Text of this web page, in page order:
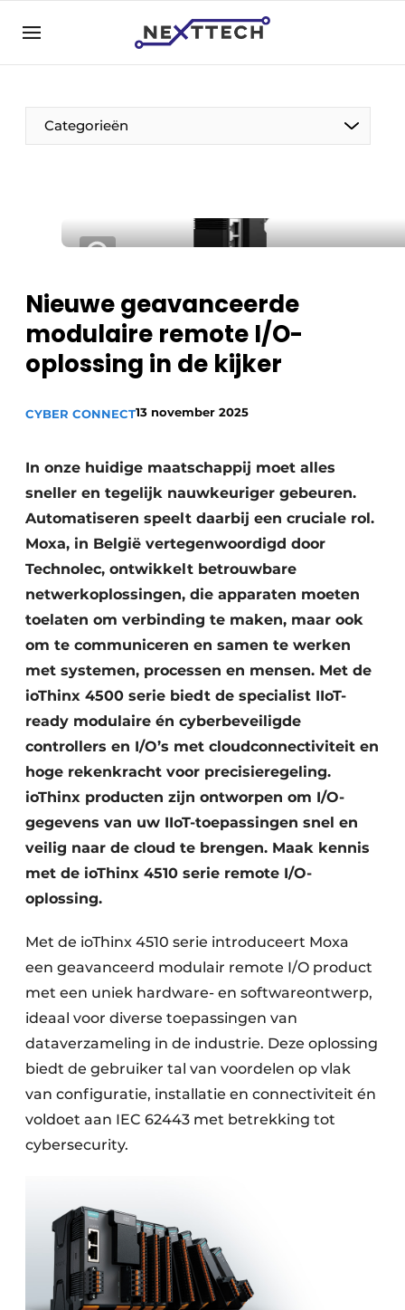
NL EN
Categorieën
Nieuwe geavanceerde
modulaire remote I/O-
oplossing in de kijker
CYBER CONNECT13 november 2025
In onze huidige maatschappij moet alles
sneller en tegelijk nauwkeuriger gebeuren.
Automatiseren speelt daarbij een cruciale rol.
Moxa, in België vertegenwoordigd door
Technolec, ontwikkelt betrouwbare
netwerkoplossingen, die apparaten moeten
toelaten om verbinding te maken, maar ook
om te communiceren en samen te werken
met systemen, processen en mensen. Met de
ioThinx 4500 serie biedt de specialist IIoT-
ready modulaire én cyberbeveiligde
controllers en I/O’s met cloudconnectiviteit en
hoge rekenkracht voor precisieregeling.
ioThinx producten zijn ontworpen om I/O-
gegevens van uw IIoT-toepassingen snel en
veilig naar de cloud te brengen. Maak kennis
met de ioThinx 4510 serie remote I/O-
oplossing.
Met de ioThinx 4510 serie introduceert Moxa
een geavanceerd modulair remote I/O product
met een uniek hardware- en softwareontwerp,
ideaal voor diverse toepassingen van
dataverzameling in de industrie. Deze oplossing
biedt de gebruiker tal van voordelen op vlak
van configuratie, installatie en connectiviteit én
voldoet aan IEC 62443 met betrekking tot
cybersecurity.